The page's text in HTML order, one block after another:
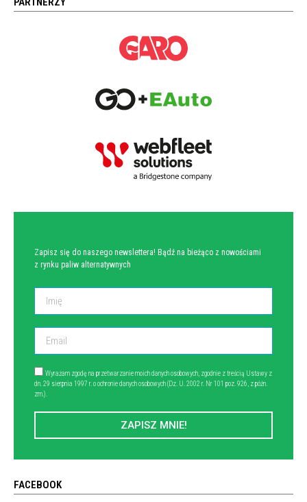
Zapisz się do naszego newslettera! Bądź na bieżąco z nowościami
z rynku paliw alternatywnych
Wyrażam zgodę na przetwarzanie moich danych osobowych, zgodnie z treścią Ustawy z
dn. 29 sierpnia 1997 r. o ochronie danych osobowych (Dz. U. 2002 r. Nr 101 poz. 926, z późn.
zm.).
ZAPISZ MNIE!
FACEBOOK